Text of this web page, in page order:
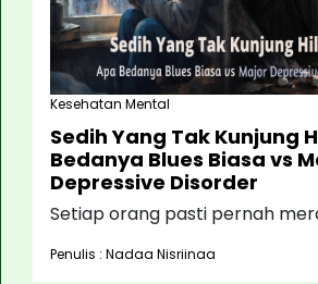
Kesehatan Mental
Sedih Yang Tak Kunjung
Bedanya Blues Biasa vs
Depressive Disorder
Setiap orang pasti pernah
Penulis : Nadaa Nisriinaa